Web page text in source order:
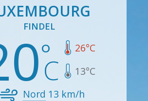
FINDEL
26°C
13°C
Nord 13 km/h